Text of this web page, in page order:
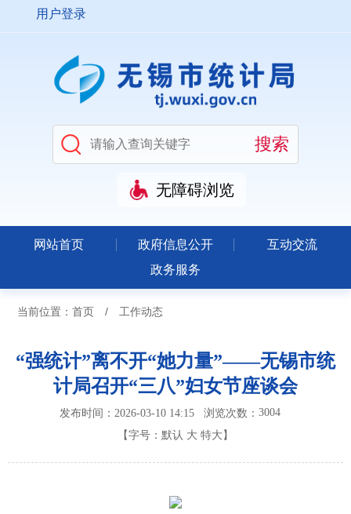
用户登录
无障碍浏览
网站首页 政府信息公开
互动交流
政务服务
当前位置： 首页 / 工作动态
“强统计”离不开“她力量”——无锡市统
计局召开“三八”妇女节座谈会
发布时间：2026-03-10 14:15浏览次数：3004
【字号： 默认 大 特大 】